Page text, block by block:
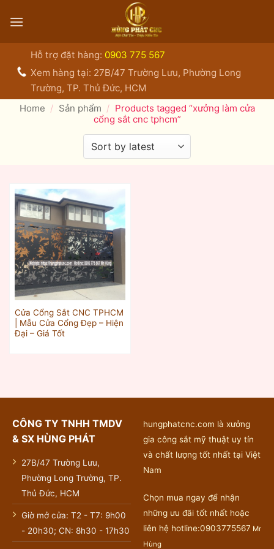
qua
Hỗ trợ đặt hàng: 0903 775 567
Xem hàng tại: 27B/47 Trường Lưu, Phường Long
Trường, TP. Thủ Đức, HCM
Home / Sản phẩm / Products tagged “xưởng làm cửa
cổng sắt cnc tphcm”
Cửa Cổng Sắt CNC TPHCM
| Mẫu Cửa Cổng Đẹp – Hiện
Đại – Giá Tốt
CÔNG TY TNHH TMDV
& SX HÙNG PHÁT
27B/47 Trường Lưu,
Phường Long Trường, TP.
Thủ Đức, HCM
Giờ mở cửa: T2 - T7: 9h00
- 20h30; CN: 8h30 - 17h30
hungphatcnc.com là xưởng
gia công sắt mỹ thuật uy tín
và chất lượng tốt nhất tại Việt
Nam
Chọn mua ngay để nhận
những ưu đãi tốt nhất hoặc
liên hệ hotline:0903775567 Mr
Hùng